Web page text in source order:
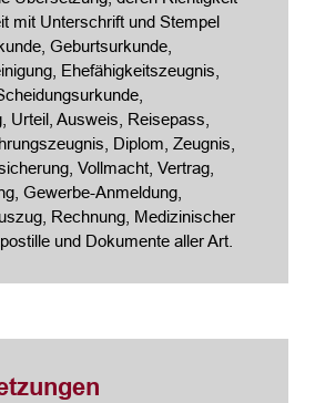
mit Unterschrift und Stempel
Geburtsurkunde,
Ehefähigkeitszeugnis,
Urteil, Ausweis, Reisepass,
Diplom, Zeugnis,
Vollmacht, Vertrag,
Gewerbe-Anmeldung,
Rechnung, Medizinischer
und Dokumente aller Art.